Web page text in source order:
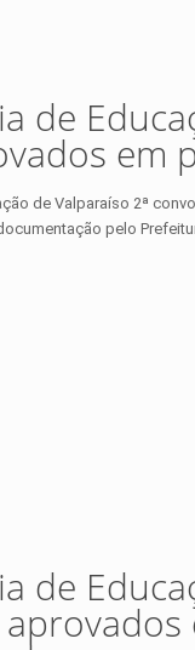
de
em
de Valparaíso 2ª
pelo
de